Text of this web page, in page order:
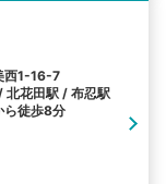
西1-16-7
北花田駅 / 布忍駅
ら徒歩8分